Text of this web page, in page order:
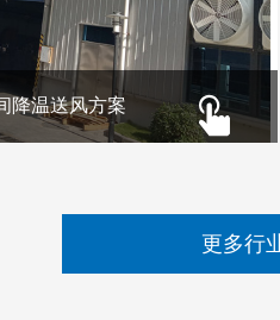
降温送风方案
更多行